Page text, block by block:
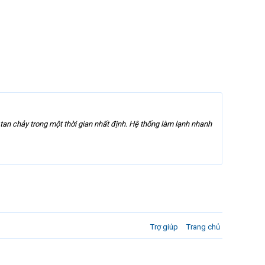
chảy trong một thời gian nhất định. Hệ thống làm lạnh nhanh
Trợ giúp Trang chủ